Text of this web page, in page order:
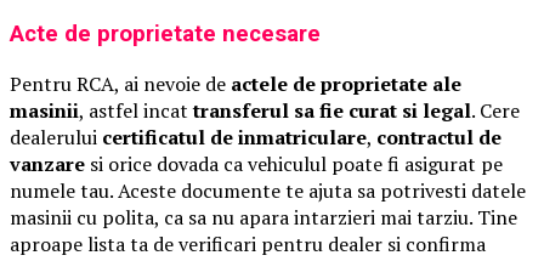
Acte de proprietate necesare
Pentru RCA, ai nevoie de actele de proprietate ale
masinii, astfel incattransferul sa fie curat si legal. Cere
dealerului certificatul de inmatriculare, contractul de
vanzare si orice dovada ca vehiculul poate fi asigurat pe
numele tau. Aceste documente te ajuta sa potrivesti datele
masinii cu polita, ca sa nu apara intarzieri mai tarziu. Tine
aproape lista ta de verificari pentru dealer si confirma